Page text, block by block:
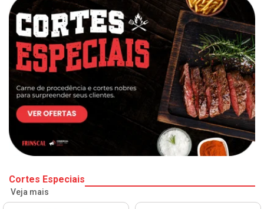
Cortes Especiais
Veja mais